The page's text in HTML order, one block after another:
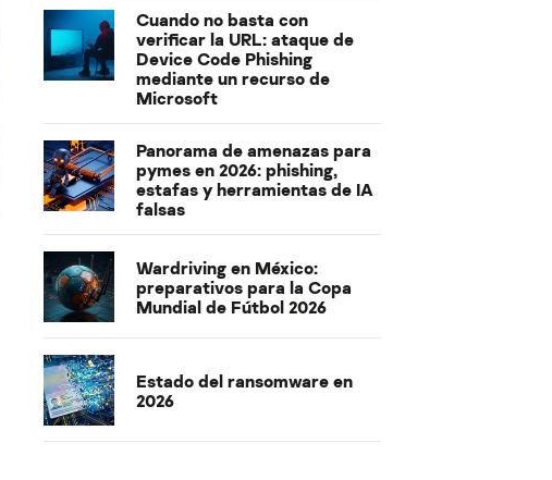
Cuando no basta con
verificar la URL: ataque de
Device Code Phishing
mediante un recurso de
Microsoft
Panorama de amenazas para
pymes en 2026: phishing,
estafas y herramientas de IA
falsas
Wardriving en México:
preparativos para la Copa
Mundial de Fútbol 2026
Estado del ransomware en
2026